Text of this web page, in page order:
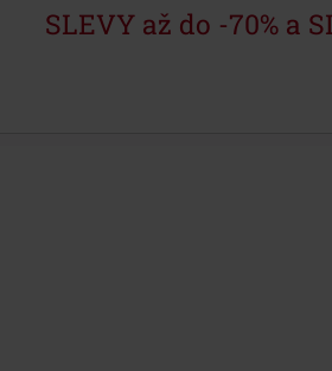
SLEVY až do -70% a